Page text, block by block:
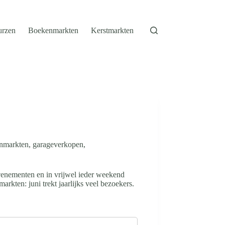
Boekenmarkten Kerstmarkten
garageverkopen,
en in vrijwel ieder weekend
juni trekt jaarlijks veel bezoekers.